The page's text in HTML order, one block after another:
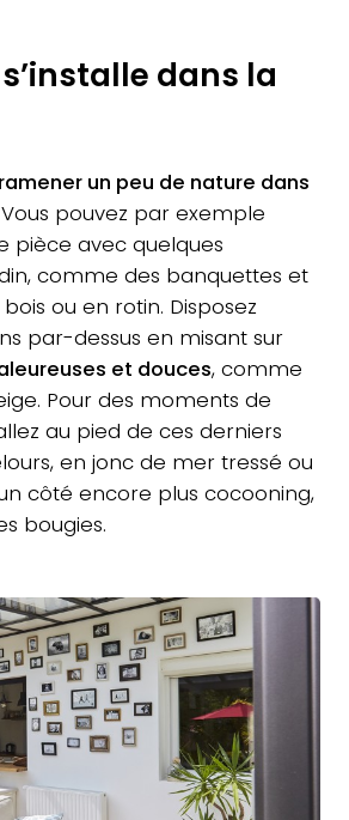
dans la
ramener un peu de nature dans
pouvez par exemple
pièce avec quelques
comme des banquettes et
ou en rotin. Disposez
par-dessus en misant sur
et douces, comme
Pour des moments de
au pied de ces derniers
en jonc de mer tressé ou
côté encore plus cocooning,
bougies.